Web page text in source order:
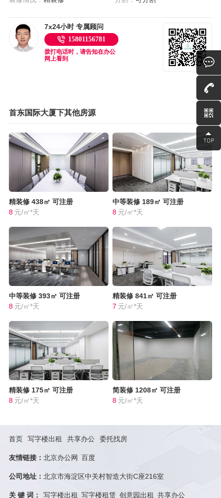
7x24小时 专属顾问
15801156781
拨打电话时，请告知在办公
网上看到
首东国际大厦下其他房源
精装修 438㎡ 可注册
8 元/㎡*天
中等装修 189㎡ 可注册
8 元/㎡*天
中等装修 393㎡ 可注册
8 元/㎡*天
精装修 841㎡ 可注册
7 元/㎡*天
精装修 175㎡ 可注册
8 元/㎡*天
简装修 1208㎡ 可注册
8 元/㎡*天
首页 写字楼出租 共享办公 委托找房
友情链接： 北京办公网 百度
公司地址： 北京市海淀区中关村智造大街C座216室
关 键 词： 写字楼出租 写字楼租赁 创意园出租 共享办公